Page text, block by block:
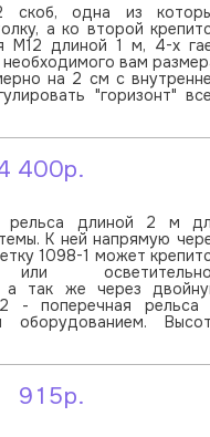
скоб, одна из
а ко второй
M12 длиной 1 м, 4-х
вам
на 2 см с
"горизонт"
400р.
рельса длиной 2 м
К ней напрямую
1098-1 может
а так же через
2 - поперечная рельса
оборудованием.
915р.